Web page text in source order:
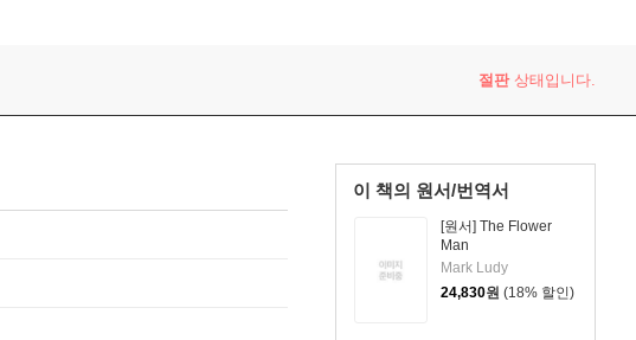
절판상태입니다.
이 책의 원서/번역서
[원서] The Flower
Man
Mark Ludy
24,830원 (18% 할인)